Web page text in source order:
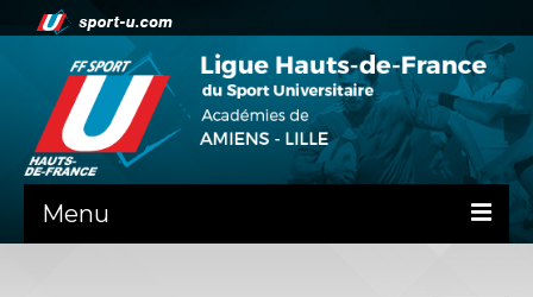
Menu